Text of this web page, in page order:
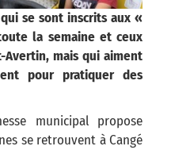
se sont inscrits aux «
la semaine et ceux
mais qui aiment
pour pratiquer des
municipal propose
se retrouvent à Cangé